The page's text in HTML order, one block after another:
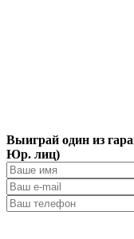
Выиграй один из
Юр. лиц)